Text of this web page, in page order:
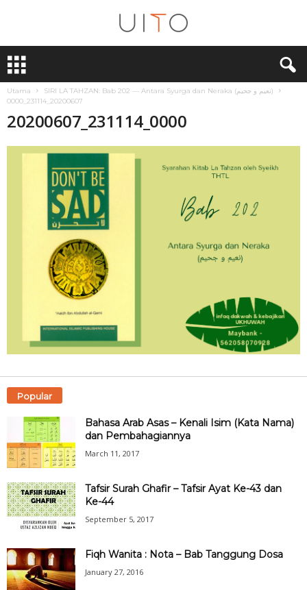
T
Utama
SIRI LA TAHZAN: Bab 202 — Antara Syurga dan Neraka (نعيم و جحيم)
20200607_231114_0000
20200607_231114_0000
Popular
Bahasa Arab Asas – Kenali Isim (Kata Nama)
dan Pembahagiannya
March 11, 2017
Tafsir Surah Ghafir – Tafsir Ayat Ke-43 dan
Ke-44
September 5, 2017
Fiqh Wanita : Nota – Bab Tanggung Dosa
January 27, 2016